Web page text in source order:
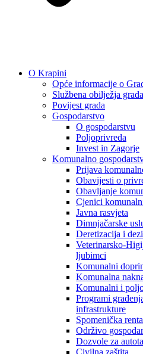
O Krapini
Opće informacije o
Službena obilježja grada
Povijest grada
Gospodarstvo
O gospodarstvu
Poljoprivreda
Invest in Zagorje
Komunalno
Prijava
Obavijesti o
Obavljanje
Cjenici
Javna rasvjeta
Dimnjačarske
Deretizacija i
Veterinarsko-
ljubimci
Komunalni
Komunalna
Komunalni i
Programi
infrastrukture
Spomenička renta
Održivo
Dozvole za
Civilna zaštita